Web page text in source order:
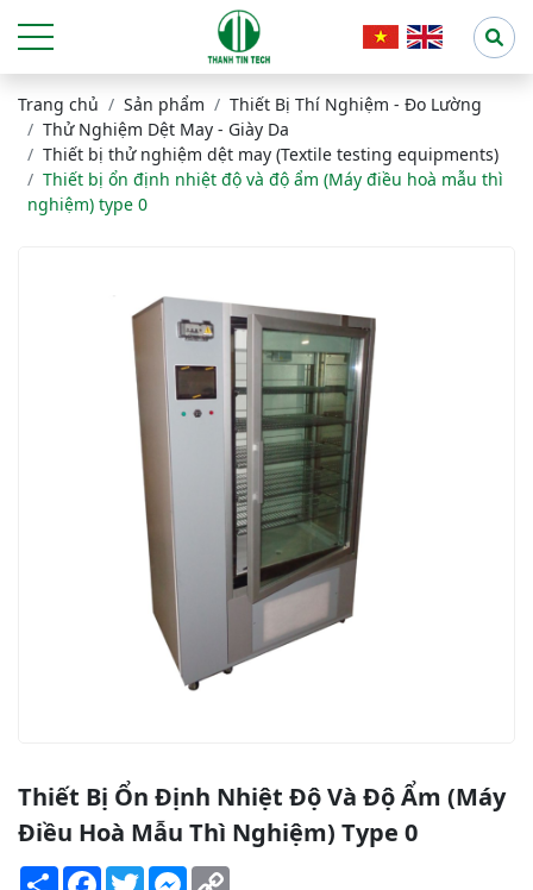
Trang chủ Sản phẩm
Thiết Bị Thí Nghiệm - Đo Lường
Thử Nghiệm Dệt May - Giày Da
Thiết bị thử nghiệm dệt may (Textile testing equipments)
Thiết bị ổn định nhiệt độ và độ ẩm (Máy điều hoà mẫu thì
nghiệm) type 0
Thiết Bị Ổn Định Nhiệt Độ Và Độ Ẩm (Máy
Điều Hoà Mẫu Thì Nghiệm) Type 0
Share Facebook
TwitterMessenger